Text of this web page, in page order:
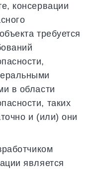
консервации
требуется
в области
таких
и (или) они
является